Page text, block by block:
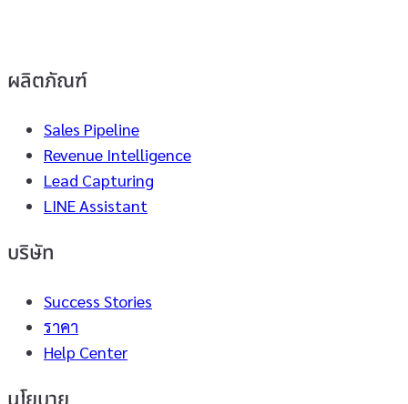
ผลิตภัณฑ์
Sales Pipeline
Revenue Intelligence
Lead Capturing
LINE Assistant
บริษัท
Success Stories
ราคา
Help Center